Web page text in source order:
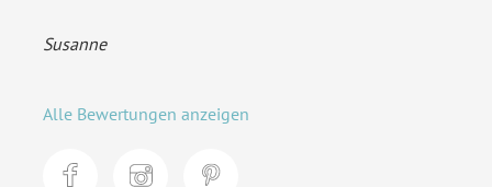
Susanne
Alle Bewertungen anzeigen